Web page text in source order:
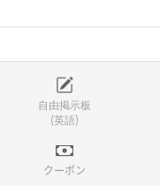
自由掲示板
(英語)
クーポン